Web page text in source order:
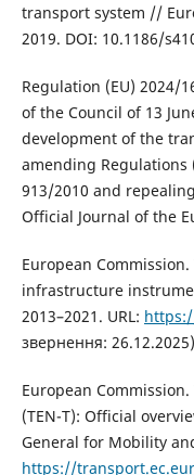
transport system //
2019. DOI: 10.1186/
Regulation (EU) 2024/
of the Council of 13
development of the
amending Regulations
913/2010 and
Official Journal of the
European
infrastructure
2013–2021. URL:
звернення:
European
(TEN-T): Official
General for Mobility
https://